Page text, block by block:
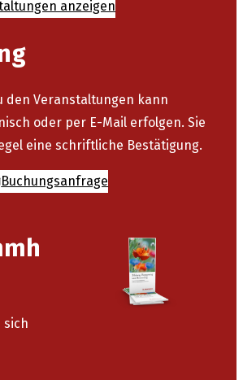
anzeigen
den Veranstaltungen kann
oder per E-Mail erfolgen. Sie
eine schriftliche Bestätigung.
Buchungsanfrage
sich